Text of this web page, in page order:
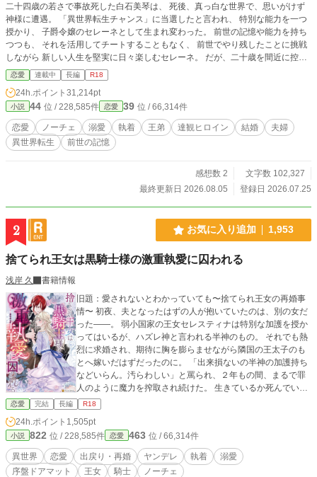
二十四歳の若さで事故死した白石美琴は、 死後、真っ白な世界で、思いがけず
神様に遭遇。 「異世界転生チャンス」に当選したと言われ、 特別な能力を一つ
授かり、 子爵令嬢のセレーネとして生まれ変わった。 前世の記憶や能力を持ち
つつも、 それを活用してチートすることもなく、 前世でやり残したことに挑戦
しながら 新しい人生を堅実に日々楽しむセレーネ。 だが、二十歳を間近に控え
たある日。 父親からそろそろ結婚しなさいと命じられ、 これまで避けていた社
交界に渋々復帰することに。 一生結婚なんてしたくないと思っていたが、 貴族
の義務として仕方がない。 それならば…… 愛はいらない。 身分が同じくらい
で、 生理的な嫌悪感を抱かず、 信頼できる男性と、割り切った婚姻がいい。 そ
う思って、夜会で相手探しを始めたところ、 なぜか美貌の王弟殿下に捕まって
しまってーー？ 愛を信じられない前世持ちの達観令嬢と 愛が重いロールキャベ
ツ系王弟の すれ違いから始まる夫婦の恋物語。 ※設定がゆるい部分もあると思
を付けています。 ※本作品は、エブリスタ様・ムーンライトノベルズ様にも掲
恋愛 連載中 長編 R18
24h.ポイント 31,214pt
小説 44 位 / 228,585件 恋愛 39 位 / 66,314件
恋愛 ノーチェ 溺愛 執着 王弟 達観ヒロイン 結婚
夫婦
異世界転生
前世の記憶
感想数 2
文字数 102,327
最終更新日 2026.08.05
登録日 2026.07.25
2 お気に入り追加 1,953
捨てられ王女は黒騎士様の激重執愛に囚われる
浅岸 久
書籍情報
旧題：愛されないとわかっていても〜捨てられ王女の再婚事
情〜 初夜、夫となったはずの人が抱いていたのは、別の女だ
った――。 弱小国家の王女セレスティナは特別な加護を授か
ってはいるが、ハズレ神と言われる半神のもの。 それでも熱
烈に求婚され、期待に胸を膨らませながら隣国の王太子のも
とへ嫁いだはずだったのに。 「出来損ないの半神の加護持ち
などいらん。汚らわしい」と罵られ、２年もの間、まるで罪
人のように魔力を搾取され続けた。 生きているか死んでいる
かもわからない日々ののち捨てられ、心身ともにボロボロに
なったセレスティナに待っていたのは、世界でも有数の大国
フォルヴィオン帝国の英雄、黒騎士リカルドとの再婚話。 し
かも相手は半神の自分とは違い、最強神と名高い神の加護持
ちだ。 どうせまた捨てられる。 諦めながら嫁ぎ先に向かう
も、リカルドの様子がおかしくて――？
恋愛 完結 長編 R18
24h.ポイント 1,505pt
小説 822 位 / 228,585件 恋愛 463 位 / 66,314件
異世界 恋愛 出戻り・再婚 ヤンデレ 執着
溺愛
序盤ドアマット
王女 騎士 ノーチェ